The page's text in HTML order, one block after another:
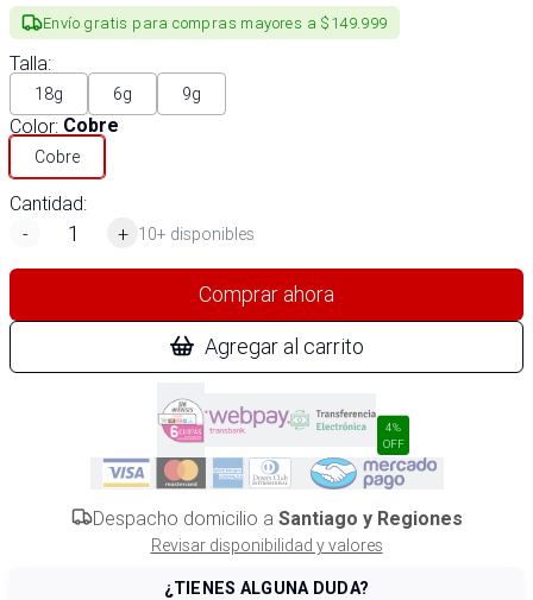
Envío gratis para compras mayores a $149.999
Talla:
18g 6g 9g
Color: Cobre
Cobre
Cantidad:
-
+ 10+ disponibles
Comprar ahora
Agregar al carrito
4%
OFF
Despacho domicilio a Santiago y Regiones
Revisar disponibilidad y valores
¿TIENES ALGUNA DUDA?